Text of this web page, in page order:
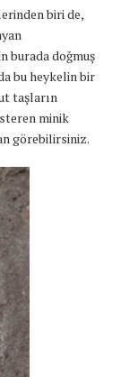
biri de,
burada doğmuş
bu heykelin bir
taşların
minik
görebilirsiniz.